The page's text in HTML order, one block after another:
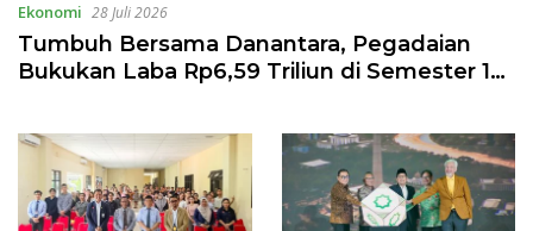
Ekonomi 28 Juli 2026
Tumbuh Bersama Danantara, Pegadaian
Bukukan Laba Rp6,59 Triliun di Semester 1